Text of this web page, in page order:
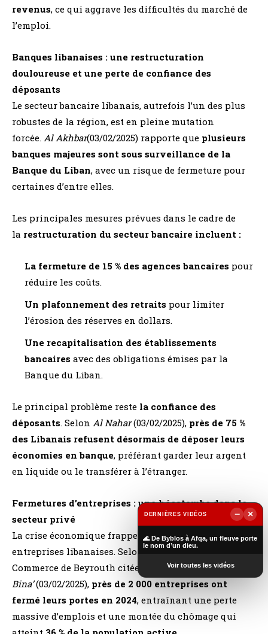
revenus, ce qui aggrave les difficultés du marché de
l’emploi.
Banques libanaises : une restructuration
douloureuse et une perte de confiance des
déposants
Le secteur bancaire libanais, autrefois l’un des plus
robustes de la région, est en pleine mutation
forcée. Al Akhbar(03/02/2025) rapporte que plusieurs
banques majeures sont sous surveillance de la
Banque du Liban, avec un risque de fermeture pour
certaines d’entre elles.
Les principales mesures prévues dans le cadre de
la restructuration du secteur bancaire incluent :
La fermeture de 15 % des agences bancaires pour
réduire les coûts.
Un plafonnement des retraits pour limiter
l’érosion des réserves en dollars.
Une recapitalisation des établissements
bancaires avec des obligations émises par la
Banque du Liban.
Le principal problème reste la confiance des
déposants. Selon Al Nahar(03/02/2025), près de 75 %
des Libanais refusent désormais de déposer leurs
économies en banque, préférant garder leur argent
en liquide ou le transférer à l’étranger.
Fermetures d’entreprises : une hécatombe dans le
secteur privé
La crise économique frappe de plein fouet les
entreprises libanaises. Selon la Chambre de
Commerce de Beyrouth citée par
Al
Bina’(03/02/2025), près de 2 000 entreprises ont
fermé leurs portes en 2024, entraînant une perte
massive d’emplois et une montée du chômage qui
DERNIÈRES VIDÉOS −
×
🌊 De Byblos à Afqa, un fleuve porte
le nom d’un dieu.
Voir toutes les vidéos